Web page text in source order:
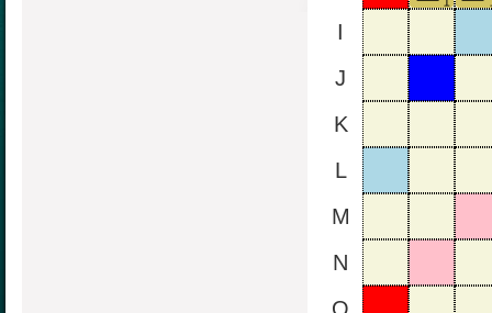
I
J
K
L
M
N